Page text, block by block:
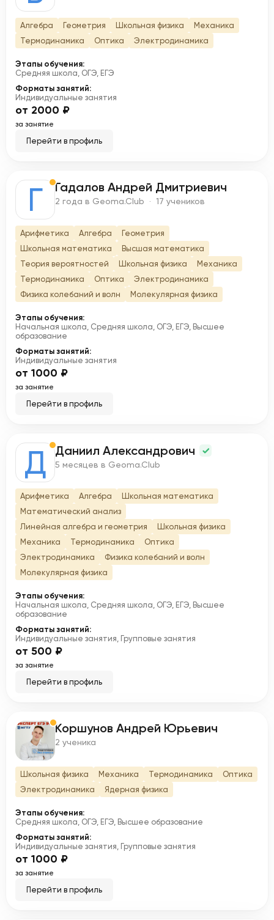
Алгебра Геометрия Школьная физика
Механика
Термодинамика
Оптика Электродинамика
Этапы обучения:
Средняя школа, ОГЭ, ЕГЭ
Форматы занятий:
Индивидуальные занятия
от 2000 ₽
за занятие
Перейти в профиль
Г Гадалов Андрей Дмитриевич
2 года в Geoma.Club · 17 учеников
Арифметика Алгебра
Геометрия
Школьная математика
Высшая математика
Теория вероятностей
Школьная физика
Механика
Термодинамика
Оптика
Электродинамика
Физика колебаний и волн
Молекулярная физика
Этапы обучения:
Начальная школа, Средняя школа, ОГЭ, ЕГЭ, Высшее
образование
Форматы занятий:
Индивидуальные занятия
от 1000 ₽
за занятие
Перейти в профиль
Д Даниил Александрович
5 месяцев в Geoma.Club
Арифметика Алгебра
Школьная математика
Математический анализ
Линейная алгебра и геометрия
Школьная физика
Механика
Термодинамика
Оптика
Электродинамика
Физика колебаний и волн
Молекулярная физика
Этапы обучения:
Начальная школа, Средняя школа, ОГЭ, ЕГЭ, Высшее
образование
Форматы занятий:
Индивидуальные занятия, Групповые занятия
от 500 ₽
за занятие
Перейти в профиль
К Коршунов Андрей Юрьевич
2 ученика
Школьная физика Механика Термодинамика
Оптика
Электродинамика
Ядерная физика
Этапы обучения:
Средняя школа, ОГЭ, ЕГЭ, Высшее образование
Форматы занятий:
Индивидуальные занятия, Групповые занятия
от 1000 ₽
за занятие
Перейти в профиль